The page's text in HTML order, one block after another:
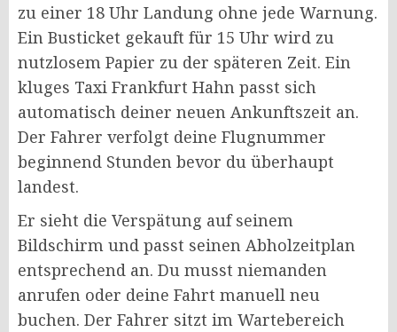
zu einer 18 Uhr Landung ohne jede Warnung.
Ein Busticket gekauft für 15 Uhr wird zu
nutzlosem Papier zu der späteren Zeit. Ein
kluges Taxi Frankfurt Hahn passt sich
automatisch deiner neuen Ankunftszeit an.
Der Fahrer verfolgt deine Flugnummer
beginnend Stunden bevor du überhaupt
landest.
Er sieht die Verspätung auf seinem
Bildschirm und passt seinen Abholzeitplan
entsprechend an. Du musst niemanden
anrufen oder deine Fahrt manuell neu
buchen. Der Fahrer sitzt im Wartebereich